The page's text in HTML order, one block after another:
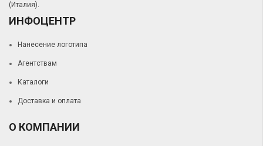
(Италия).
ИНФОЦЕНТР
Нанесение логотипа
Агентствам
Каталоги
Доставка и оплата
О КОМПАНИИ